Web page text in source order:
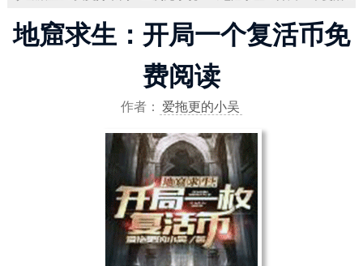
地窟求生：开局一个复活币免
费阅读
作者： 爱拖更的小吴